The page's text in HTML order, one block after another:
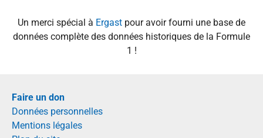
Un merci spécial à Ergast pour avoir fourni une base de
données complète des données historiques de la Formule
1 !
Faire un don
Données personnelles
Mentions légales